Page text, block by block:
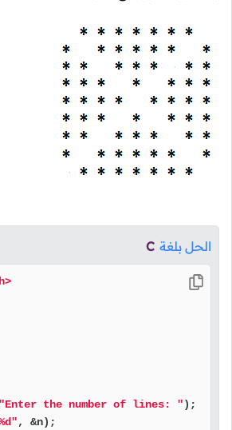
الحل بلغة C
"Enter the number of lines: ");
, &n);